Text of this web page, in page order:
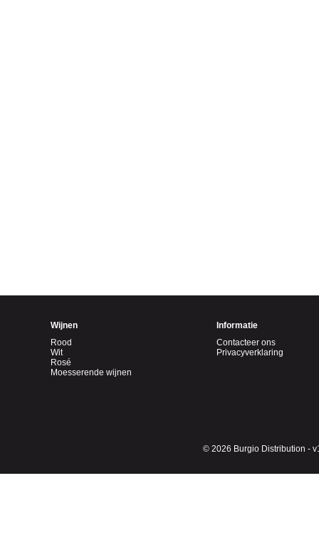
Wijnen
Rood
Wit
Rosé
Moesserende wijnen
Informatie
Contacteer ons
Privacyverklaring
© 2026 Burgio Distribution -